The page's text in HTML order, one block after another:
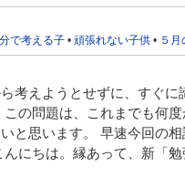
で考える子 •頑張れない子供 • ５月
考えようとせずに、すぐに
の問題は、これまでも何
と思います。 早速今回の
にちは。縁あって、新「